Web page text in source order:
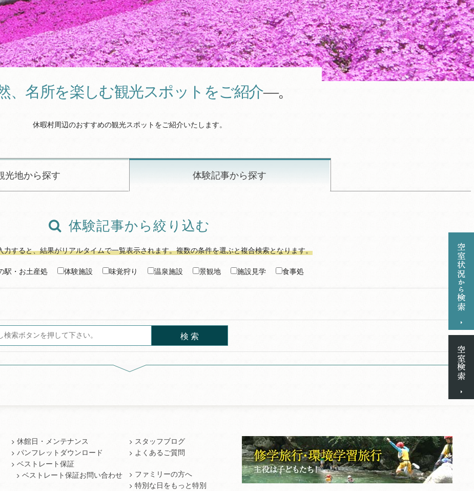
、名所を楽しむ観光スポットをご紹介―。
休暇村周辺のおすすめの観光スポットをご紹介いたします。
光地から探す 体験記事から探す
体験記事から絞り込む
すると、結果がリアルタイムで一覧表示されます。複数の条件を選ぶと複合検索となります。
駅・お土産処 体験施設 味覚狩り 温泉施設 景観地 施設見学 食事処
検 索
休館日・メンテナンス
パンフレットダウンロード
ベストレート保証
ベストレート保証お問い合わせ
スタッフブログ
よくあるご質問
ファミリーの方へ
特別な日をもっと特別